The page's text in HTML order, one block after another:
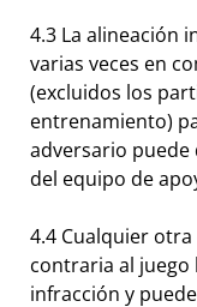
4.3 La alineación
varias veces en
(excluidos los
entrenamiento)
adversario
del equipo de
4.4 Cualquier
contraria al juego
infracción y